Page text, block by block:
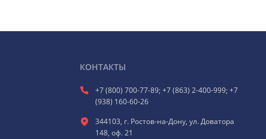
КОНТАКТЫ
+7 (800) 700-77-89; +7 (863) 2-400-999; +7
(938) 160-60-26
344103, г. Ростов-на-Дону, ул. Доватора
148, оф. 21